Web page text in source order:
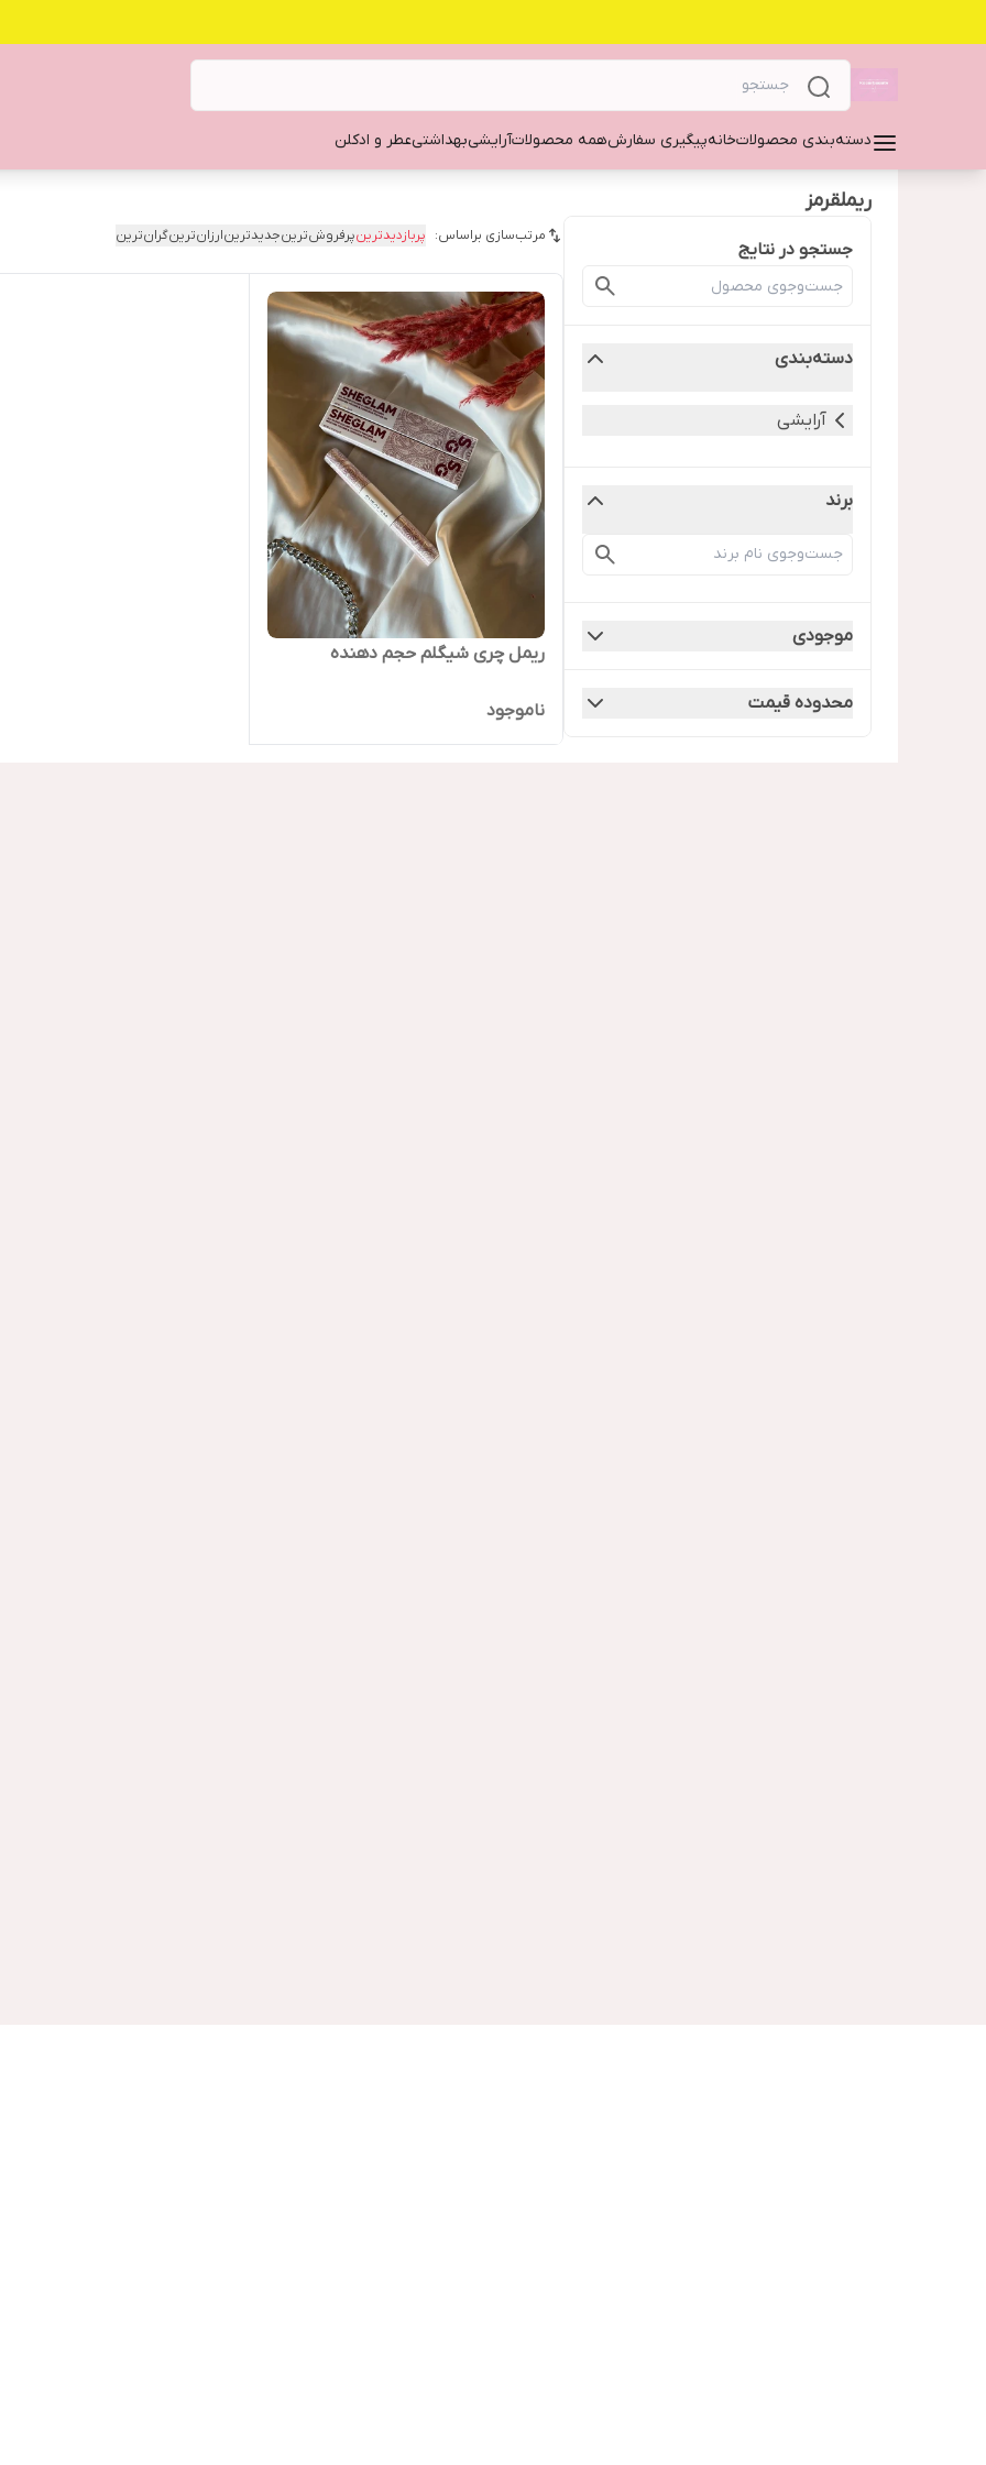
دسته‌بندی محصولاتخانهپیگیری سفارشهمه محصولاتآرایشیبهداشتیعطر و ادکلن
ریملقرمز
جستجو در نتایج
دسته‌بندی
آرایشی
برند
موجودی
محدوده قیمت
مرتب‌سازی براساس: پربازدیدترینپرفروش‌ترینجدیدترینارزان‌ترینگران‌ترین
ریمل چری شیگلم حجم دهنده
ناموجود